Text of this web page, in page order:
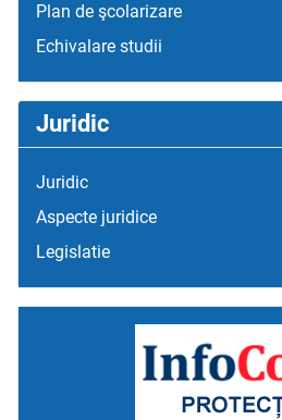
Plan de şcolarizare
Echivalare studii
Juridic
Juridic
Aspecte juridice
Legislatie